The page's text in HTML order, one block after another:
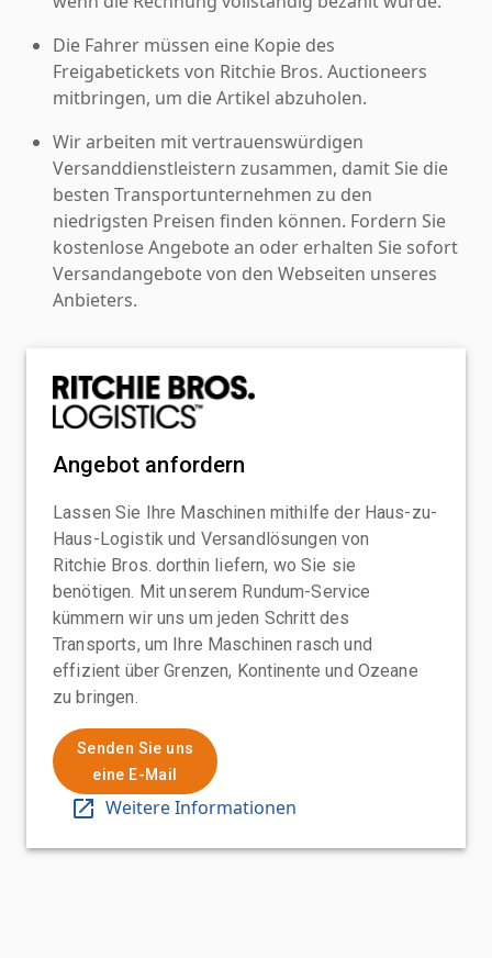
Die Fahrer müssen eine Kopie des
Freigabetickets von Ritchie Bros. Auctioneers
mitbringen, um die Artikel abzuholen.
Wir arbeiten mit vertrauenswürdigen
Versanddienstleistern zusammen, damit Sie die
besten Transportunternehmen zu den
niedrigsten Preisen finden können. Fordern Sie
kostenlose Angebote an oder erhalten Sie sofort
Versandangebote von den Webseiten unseres
Anbieters.
Angebot anfordern
Lassen Sie Ihre Maschinen mithilfe der Haus-zu-
Haus-Logistik und Versandlösungen von
Ritchie Bros. dorthin liefern, wo Sie sie
benötigen. Mit unserem Rundum-Service
kümmern wir uns um jeden Schritt des
Transports, um Ihre Maschinen rasch und
effizient über Grenzen, Kontinente und Ozeane
zu bringen.
Senden Sie uns
eine E-Mail
Weitere Informationen